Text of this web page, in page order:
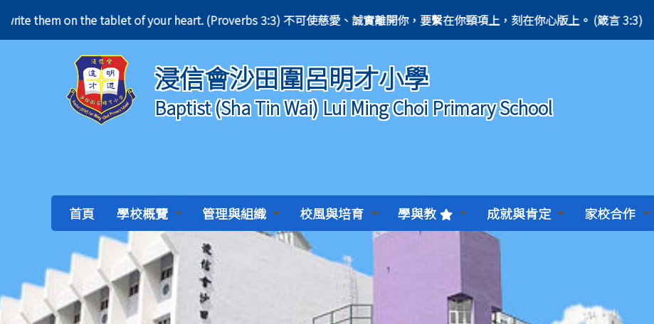
the tablet of your heart. (Proverbs 3:3) 不可使慈愛、誠實離開你，要繫在你頸項上，刻在你心版上。 (箴言 3:3) Let
浸信會沙田圍呂明才小學
Baptist (Sha Tin Wai) Lui Ming Choi Primary School
首頁 學校概覽 管理與組織 校風與培育 學與教 成就與肯定 家校合作